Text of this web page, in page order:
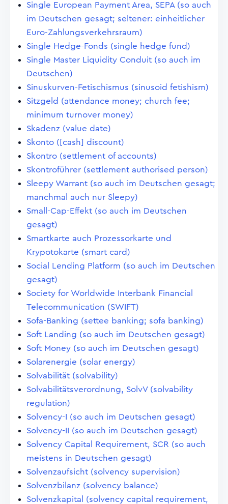
Single European Payment Area, SEPA (so auch
im Deutschen gesagt; seltener: einheitlicher
Euro-Zahlungsverkehrsraum)
Single Hedge-Fonds (single hedge fund)
Single Master Liquidity Conduit (so auch im
Deutschen)
Sinuskurven-Fetischismus (sinusoid fetishism)
Sitzgeld (attendance money; church fee;
minimum turnover money)
Skadenz (value date)
Skonto ([cash] discount)
Skontro (settlement of accounts)
Skontroführer (settlement authorised person)
Sleepy Warrant (so auch im Deutschen gesagt;
manchmal auch nur Sleepy)
Small-Cap-Effekt (so auch im Deutschen
gesagt)
Smartkarte auch Prozessorkarte und
Krypotokarte (smart card)
Social Lending Platform (so auch im Deutschen
gesagt)
Society for Worldwide Interbank Financial
Telecommunication (SWIFT)
Sofa-Banking (settee banking; sofa banking)
Soft Landing (so auch im Deutschen gesagt)
Soft Money (so auch im Deutschen gesagt)
Solarenergie (solar energy)
Solvabilität (solvability)
Solvabilitätsverordnung, SolvV (solvability
regulation)
Solvency-I (so auch im Deutschen gesagt)
Solvency-II (so auch im Deutschen gesagt)
Solvency Capital Requirement, SCR (so auch
meistens in Deutschen gesagt)
Solvenzaufsicht (solvency supervision)
Solvenzbilanz (solvency balance)
Solvenzkapital (solvency capital requirement,